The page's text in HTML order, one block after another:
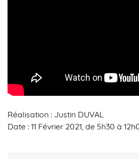
Réalisation : Justin DUVAL
Date : 11 Février 2021, de 5h30 à